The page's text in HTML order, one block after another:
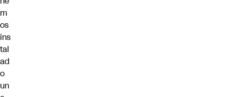
m
os
ins
tal
ad
o
un